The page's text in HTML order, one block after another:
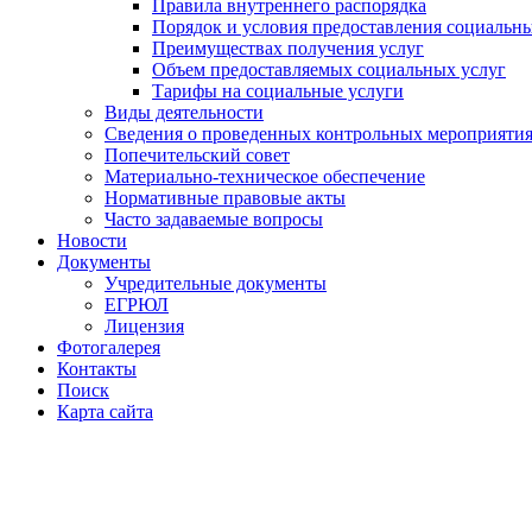
Правила внутреннего распорядка
Порядок и условия предоставления
Преимуществах получения услуг
Объем предоставляемых социальных услуг
Тарифы на социальные услуги
Виды деятельности
Сведения о проведенных контрольных
Попечительский совет
Материально-техническое обеспечение
Нормативные правовые акты
Часто задаваемые вопросы
Новости
Документы
Учредительные документы
ЕГРЮЛ
Лицензия
Фотогалерея
Контакты
Поиск
Карта сайта